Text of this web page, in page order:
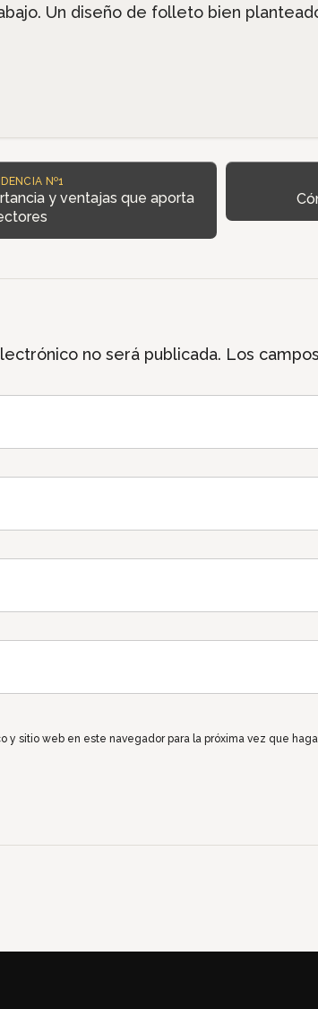
Un diseño de folleto bien
Nº1
y ventajas que aporta
no será publicada. Los
y sitio web en este navegador para la próxima vez que